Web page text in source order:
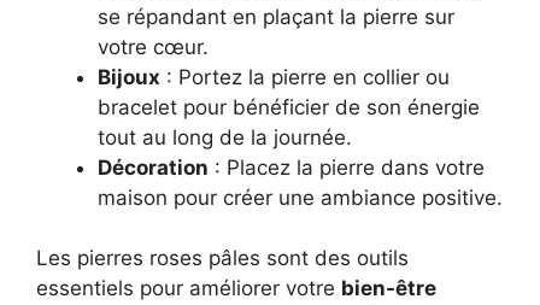
se répandant en plaçant la pierre sur
votre cœur.
Bijoux : Portez la pierre en collier ou
bracelet pour bénéficier de son énergie
tout au long de la journée.
Décoration : Placez la pierre dans votre
maison pour créer une ambiance positive.
Les pierres roses pâles sont des outils
essentiels pour améliorer votre bien-être